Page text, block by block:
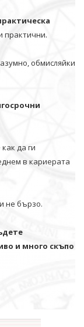
практични.
обмисляйки
да ги
в кариерата
не бързо.
и много скъпо